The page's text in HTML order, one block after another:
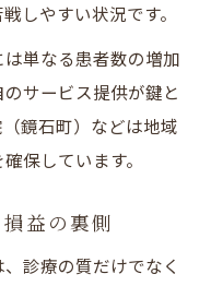
しやすい状況です。
単なる患者数の増加
サービス提供が鍵と
鏡石町）などは地域
保しています。
益の裏側
診療の質だけでなく